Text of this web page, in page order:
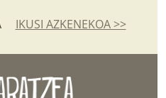
IKUSI AZKENEKOA >>